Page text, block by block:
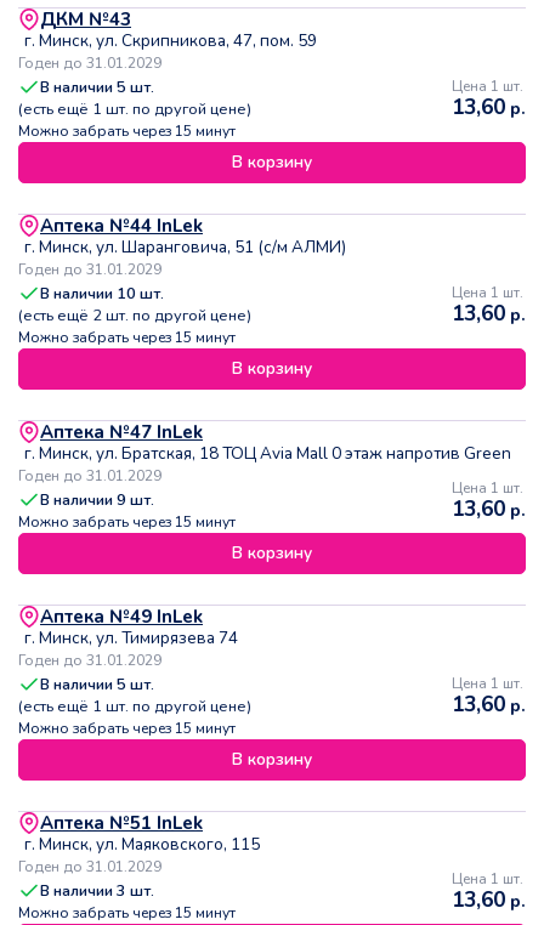
ДКМ №43
г. Минск, ул. Скрипникова, 47, пом. 59
Годен до 31.01.2029
В наличии5 шт.
(есть ещё 1 шт. по другой цене)
Можно забрать через 15 минут
Цена 1 шт.
13,60 р.
В корзину
Аптека №44 InLek
г. Минск, ул. Шаранговича, 51 (с/м АЛМИ)
Годен до 31.01.2029
В наличии 10 шт.
(есть ещё 2шт. по другой цене)
Можно забрать через 15 минут
Цена 1 шт.
13,60 р.
В корзину
Аптека №47 InLek
г. Минск, ул. Братская, 18 ТОЦ Avia Mall 0 этаж напротив Green
Годен до 31.01.2029
В наличии9 шт.
Можно забрать через 15 минут
Цена 1 шт.
13,60 р.
В корзину
Аптека №49 InLek
г. Минск, ул. Тимирязева 74
Годен до 31.01.2029
В наличии5 шт.
(есть ещё 1 шт. по другой цене)
Можно забрать через 15 минут
Цена 1 шт.
13,60 р.
В корзину
Аптека №51 InLek
г. Минск, ул. Маяковского, 115
Годен до 31.01.2029
В наличии3 шт.
Можно забрать через 15 минут
Цена 1 шт.
13,60 р.